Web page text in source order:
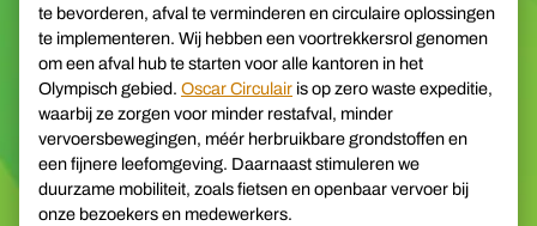
te bevorderen, afval te verminderen en circulaire oplossingen
te implementeren. Wij hebben een voortrekkersrol genomen
om een afval hub te starten voor alle kantoren in het
Olympisch gebied. Oscar Circulair is op zero waste expeditie,
waarbij ze zorgen voor minder restafval, minder
vervoersbewegingen, méér herbruikbare grondstoffen en
een fijnere leefomgeving. Daarnaast stimuleren we
duurzame mobiliteit, zoals fietsen en openbaar vervoer bij
onze bezoekers en medewerkers.